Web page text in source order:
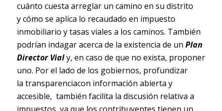
cuánto cuesta arreglar un camino en su distrito
y cómo se aplica lo recaudado en impuesto
inmobiliario y tasas viales a los caminos. También
podrían indagar acerca de la existencia de un Plan
Director Vialy, en caso de que no exista, proponer
uno. Por el lado de los gobiernos, profundizar
la transparenciacon información abierta y
accesible, también facilita la discusión relativa a